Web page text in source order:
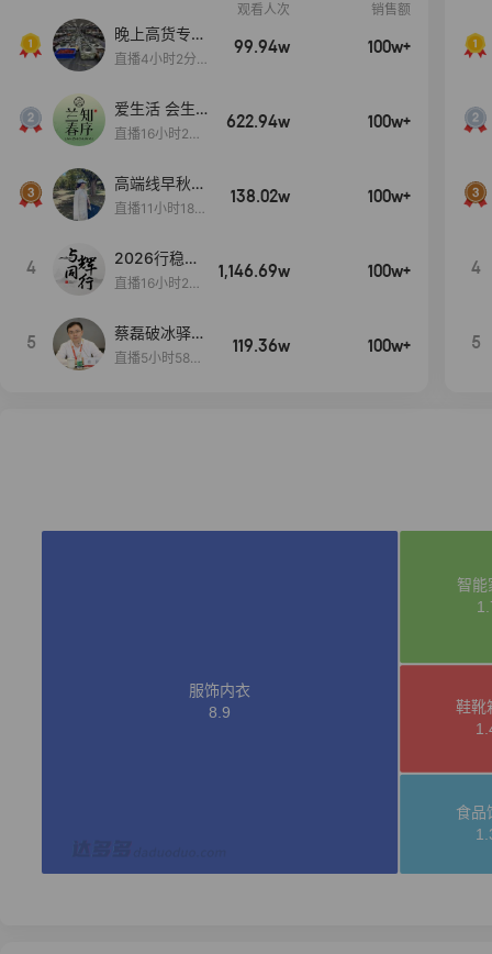
观看人次 销售额
晚上高货专场
大放漏
直播4小时2分5
99.94w 100w+
爱生活 会生
活
直播16小时24
622.94w 100w+
高端线早秋现
货首发
直播11小时18分
138.02w 100w+
4
2026行稳致
远
直播16小时20
1,146.69w 100w+
5
蔡磊破冰驿站
直播间好物分
直播5小时58分
119.36w 100w+
4
5